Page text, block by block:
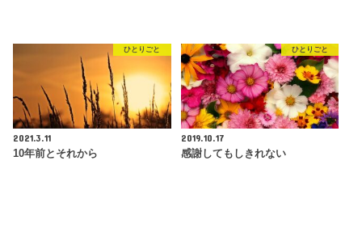
ひとりごと
2021.3.11
10年前とそれから
ひとりごと
2019.10.17
感謝してもしきれない